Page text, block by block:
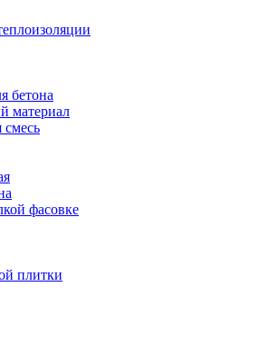
бетона
материал
смесь
фасовке
плитки